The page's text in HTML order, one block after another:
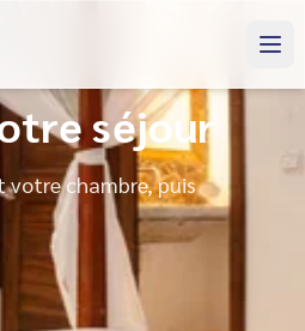
séjour
votre chambre, puis